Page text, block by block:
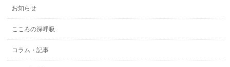
お知らせ
こころの深呼吸
コラム・記事